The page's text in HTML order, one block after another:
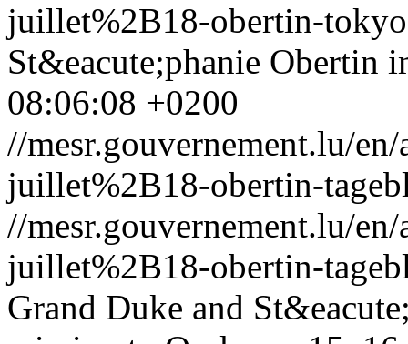
juillet%2B18-obertin-
St&eacute;phanie Obertin
08:06:08 +0200
//mesr.gouvernement.lu/
juillet%2B18-obertin-
//mesr.gouvernement.lu/
juillet%2B18-obertin-
Grand Duke and